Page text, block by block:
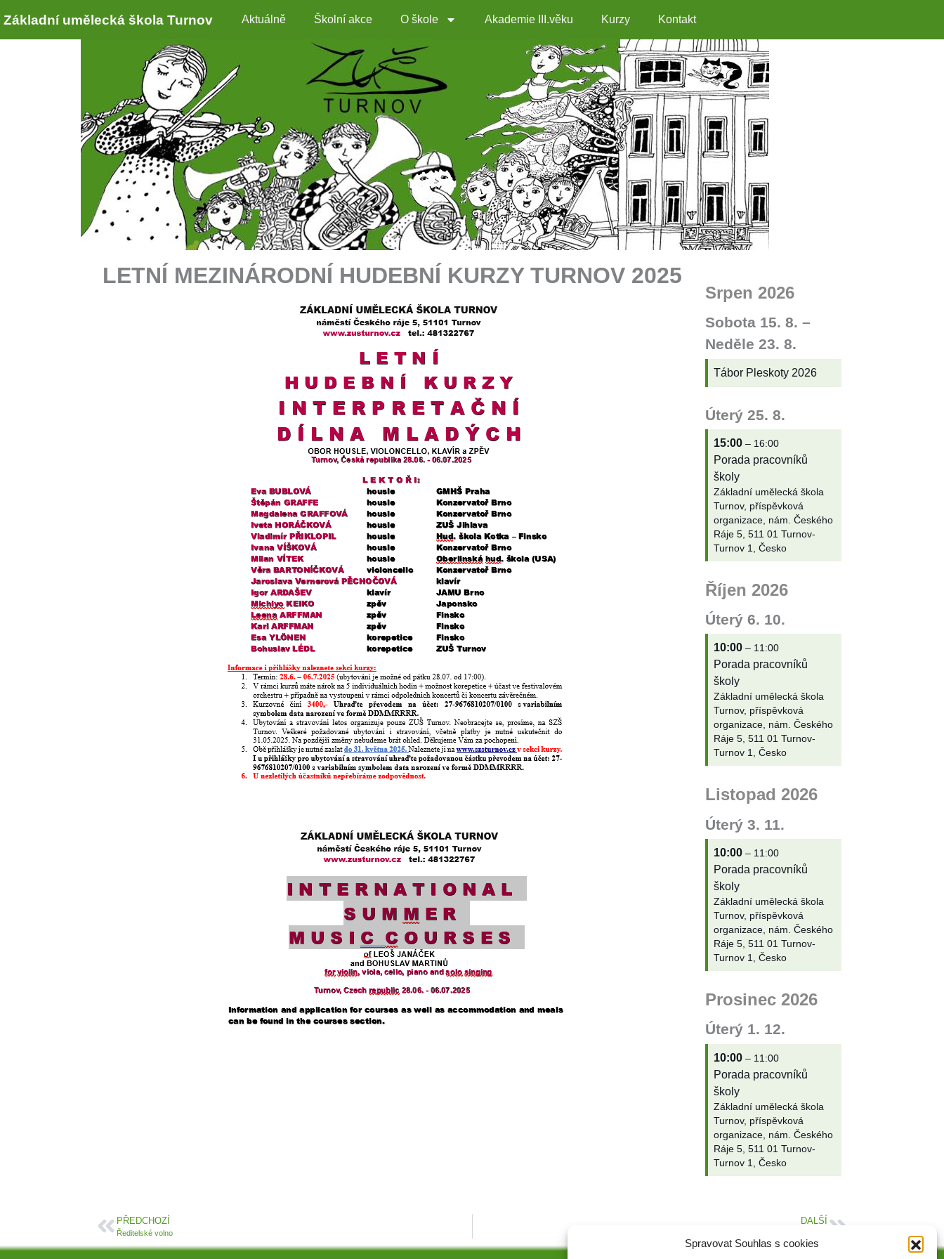
Spravovat Souhlas s cookies
Základní umělecká škola Turnov Aktuálně Školní akce O škole Akademie III.věku Kurzy Kontakt
LETNÍ MEZINÁRODNÍ HUDEBNÍ KURZY TURNOV 2025
Srpen 2026
Sobota 15. 8. –
Neděle 23. 8.
Tábor Pleskoty 2026
Úterý 25. 8.
15:00 – 16:00
Porada pracovníků
školy
Základní umělecká škola
Turnov, příspěvková
organizace, nám. Českého
Ráje 5, 511 01 Turnov-
Turnov 1, Česko
Říjen 2026
Úterý 6. 10.
10:00 – 11:00
Porada pracovníků
školy
Základní umělecká škola
Turnov, příspěvková
organizace, nám. Českého
Ráje 5, 511 01 Turnov-
Turnov 1, Česko
Listopad 2026
Úterý 3. 11.
10:00 – 11:00
Porada pracovníků
školy
Základní umělecká škola
Turnov, příspěvková
organizace, nám. Českého
Ráje 5, 511 01 Turnov-
Turnov 1, Česko
Prosinec 2026
Úterý 1. 12.
10:00 – 11:00
Porada pracovníků
školy
Základní umělecká škola
Turnov, příspěvková
organizace, nám. Českého
Ráje 5, 511 01 Turnov-
Turnov 1, Česko
PŘEDCHOZÍ
Ředitelské volno
DALŠÍ